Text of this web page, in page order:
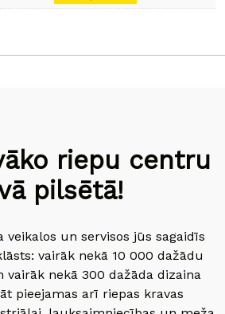
riepu centru
pilsētā!
veikalos un servisos jūs sagaidīs
vairāk nekā 10 000 dažādu
nekā 300 dažāda dizaina
pieejamas arī riepas kravas